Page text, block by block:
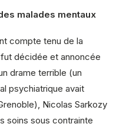
malades mentaux
compte tenu de la
décidée et annoncée
drame terrible (un
psychiatrique avait
Nicolas Sarkozy
soins sous contrainte